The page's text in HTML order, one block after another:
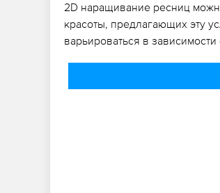
2D наращивание ресниц
красоты, предлагающих эту
варьироваться в зависимости